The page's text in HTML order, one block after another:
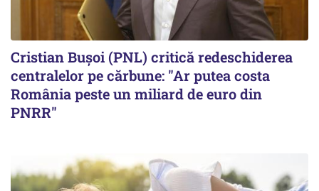
Cristian Bușoi (PNL) critică redeschiderea
centralelor pe cărbune: "Ar putea costa
România peste un miliard de euro din
PNRR"